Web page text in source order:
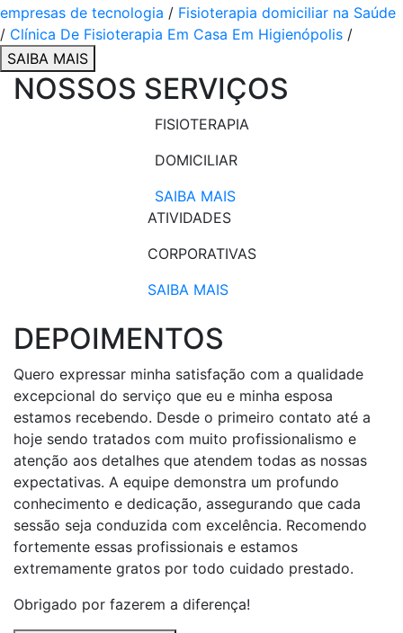
empresas de tecnologia / Fisioterapia domiciliar na Saúde
/ Clínica De Fisioterapia Em Casa Em Higienópolis /
SAIBA MAIS
NOSSOS SERVIÇOS
FISIOTERAPIA
DOMICILIAR
SAIBA MAIS
ATIVIDADES
CORPORATIVAS​
SAIBA MAIS
DEPOIMENTOS
Quero expressar minha satisfação com a qualidade
excepcional do serviço que eu e minha esposa
estamos recebendo. Desde o primeiro contato até a
hoje sendo tratados com muito profissionalismo e
atenção aos detalhes que atendem todas as nossas
expectativas. A equipe demonstra um profundo
conhecimento e dedicação, assegurando que cada
sessão seja conduzida com excelência. Recomendo
fortemente essas profissionais e estamos
extremamente gratos por todo cuidado prestado.
Obrigado por fazerem a diferença!